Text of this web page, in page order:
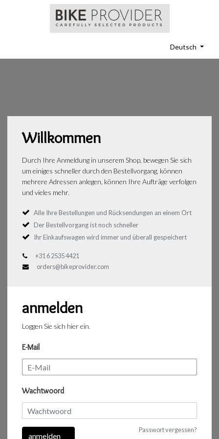
Deutsch
Willkommen
Durch Ihre Anmeldung in unserem Shop, bewegen Sie sich
um einiges schneller durch den Bestellvorgang, können
mehrere Adressen anlegen, können Ihre Aufträge verfolgen
und vieles mehr.
Alle Ihre Bestellungen und Rücksendungen an einem Ort
Der Bestellvorgang ist noch schneller
Ihr Einkaufswagen wird immer und überall gespeichert
+31 6 2535 4421
orders@bikeprovider.com
anmelden
Loggen Sie sich hier ein.
E-Mail
Wachtwoord
Passwort vergessen?
anmelden